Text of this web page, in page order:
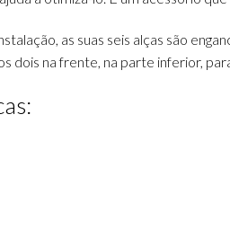
as suas seis alças são
dois na frente, na parte inferior,